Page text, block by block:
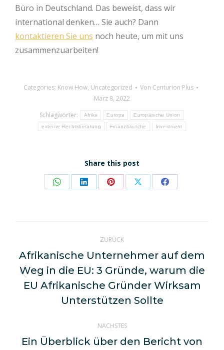
Büro in Deutschland. Das beweist, dass wir
international denken… Sie auch? Dann
kontaktieren Sie uns noch heute, um mit uns
zusammenzuarbeiten!
Categories: Know How, Uncategorized Von Centurion Plus
März 8, 2022
Schlagwörter:
Afrika Europa Europäische Union
externe Rechtsberatung Finanzbranche Investment
Share this post
Share Share Share Share Share
Kommentarnavigation
ZURÜCK
Vorheriger
Beitrag:
Afrikanische Unternehmer auf dem
Weg in die EU: 3 Gründe, warum die
EU Afrikanische Gründer Wirksam
Unterstützen Sollte
NÄCHSTES
Ein Überblick über den Bericht von